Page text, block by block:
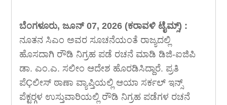
ಬೆಂಗಳೂರು, ಜೂನ್ 07, 2026 (ಕರಾವಳಿ ಟೈಮ್ಸ್) :
ನೂತನ ಸಿಎಂ ಅವರ ಸೂಚನೆಯಂತೆ ರಾಜ್ಯದಲ್ಲಿ
ಹೊಸದಾಗಿ ರೌಡಿ ನಿಗ್ರಹ ಪಡೆ ರಚನೆ ಮಾಡಿ ಡಿಜಿ-ಐಜಿಪಿ
ಡಾ. ಎಂ.ಎ. ಸಲೀಂ ಆದೇಶ ಹೊರಡಿಸಿದ್ದಾರೆ. ಪ್ರತಿ
ಪೆÇಲೀಸ್ ಠಾಣಾ ವ್ಯಾಪ್ತಿಯಲ್ಲಿ ಆಯಾ ಸರ್ಕಲ್ ಇನ್ಸ್
ಪೆಕ್ಟರ್‍ಗಳ ಉಸ್ತುವಾರಿಯಲ್ಲಿ ರೌಡಿ ನಿಗ್ರಹ ಪಡೆಗಳ ರಚನೆ